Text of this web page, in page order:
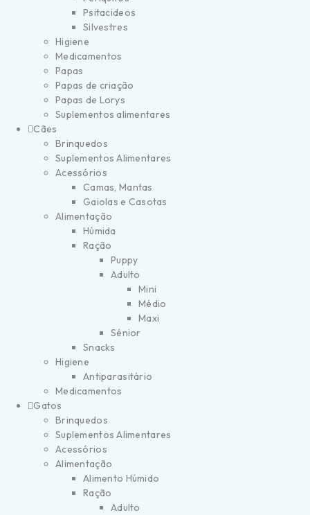
Psitacideos
Silvestres
Higiene
Medicamentos
Papas
Papas de criação
Papas de Lorys
Suplementos alimentares
Cães
Brinquedos
Suplementos Alimentares
Acessórios
Camas, Mantas
Gaiolas e Casotas
Alimentação
Húmida
Ração
Puppy
Adulto
Mini
Médio
Maxi
Sénior
Snacks
Higiene
Antiparasitário
Medicamentos
Gatos
Brinquedos
Suplementos Alimentares
Acessórios
Alimentação
Alimento Húmido
Ração
Adulto